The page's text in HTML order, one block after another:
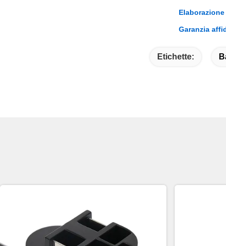
Garanzia
Etichette: